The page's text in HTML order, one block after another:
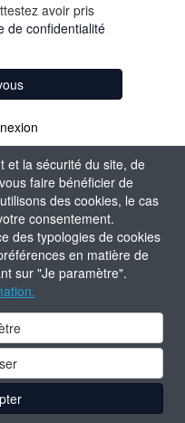
et la sécurité du site, de
faire bénéficier de
des cookies, le cas
consentement.
des typologies de cookies
en matière de
sur "Je paramètre".
avoir pris
de confidentialité